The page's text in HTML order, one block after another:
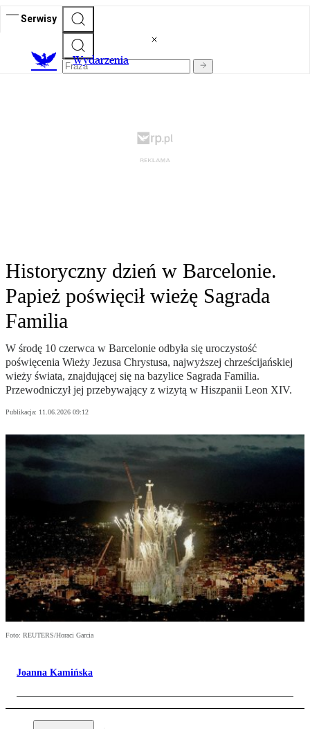
Serwisy
Wydarzenia
Historyczny dzień w Barcelonie.
Papież poświęcił wieżę Sagrada
Familia
W środę 10 czerwca w Barcelonie odbyła się uroczystość
poświęcenia Wieży Jezusa Chrystusa, najwyższej chrześcijańskiej
wieży świata, znajdującej się na bazylice Sagrada Familia.
Przewodniczył jej przebywający z wizytą w Hiszpanii Leon XIV.
Publikacja: 11.06.2026 09:12
Foto: REUTERS/Horaci Garcia
Joanna Kamińska